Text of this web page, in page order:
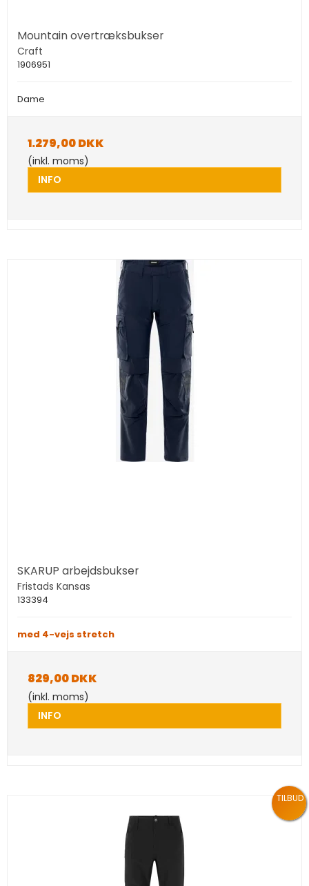
Mountain overtræksbukser
Craft
1906951
Dame
1.279,00 DKK
(inkl. moms)
INFO
SKARUP arbejdsbukser
Fristads Kansas
133394
med 4-vejs stretch
829,00 DKK
(inkl. moms)
INFO
TILBUD